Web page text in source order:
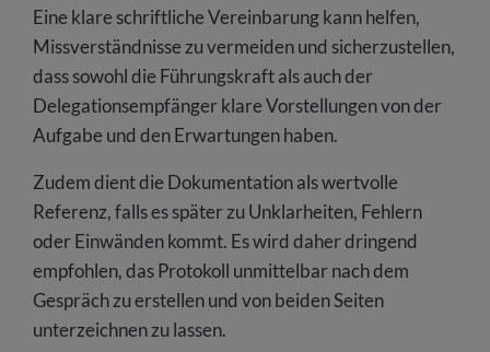
Eine klare schriftliche Vereinbarung kann helfen,
Missverständnisse zu vermeiden und sicherzustellen,
dass sowohl die Führungskraft als auch der
Delegationsempfänger klare Vorstellungen von der
Aufgabe und den Erwartungen haben.
Zudem dient die Dokumentation als wertvolle
Referenz, falls es später zu Unklarheiten, Fehlern
oder Einwänden kommt. Es wird daher dringend
empfohlen, das Protokoll unmittelbar nach dem
Gespräch zu erstellen und von beiden Seiten
unterzeichnen zu lassen.